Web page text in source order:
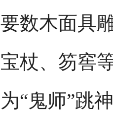
要数木面具
宝杖、笏窖
为“鬼师”跳